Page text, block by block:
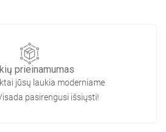
prieinamumas
jūsų laukia moderniame
pasirengusi išsiųsti!